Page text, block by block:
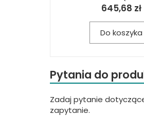
645,68 zł
Do koszyka
Pytania do
Zadaj pytanie
zapytanie.